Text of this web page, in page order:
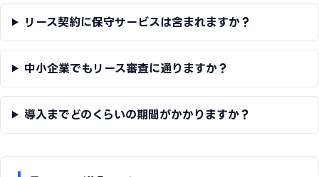
リース契約に保守サービスは含まれますか？
中小企業でもリース審査に通りますか？
導入までどのくらいの期間がかかりますか？